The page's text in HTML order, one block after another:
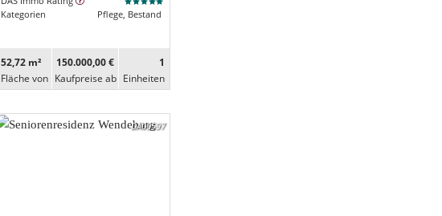
Kategorien
Pflege, Bestand
52,72 m²
Fläche von
150.000,00 €
Kaufpreise ab
1
Ein­heiten
DA00597